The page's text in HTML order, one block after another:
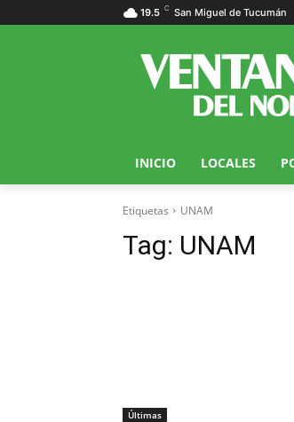
19.5 C San Miguel de Tucumán
INICIO LOCALES
Etiquetas UNAM
Tag: UNAM
Últimas